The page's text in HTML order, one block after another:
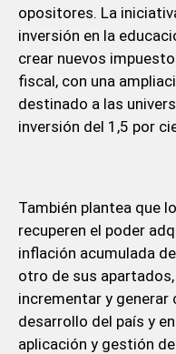
opositores. La
inversión en la
crear nuevos
fiscal, con una
destinado a las
inversión del 1,5 por
También plantea que
recuperen el poder
inflación acumulada
otro de sus
incrementar y generar
desarrollo del país y
aplicación y gestión